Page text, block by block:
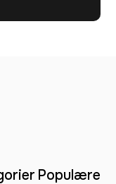
Populære